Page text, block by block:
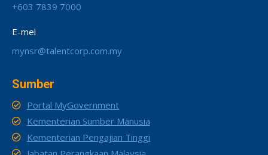
+603 7839 7000
E-mel
mynsr@talentcorp.com.my
Sumber
Portal MyGovernment
Kementerian Sumber Manusia
Kementerian Pengajian Tinggi